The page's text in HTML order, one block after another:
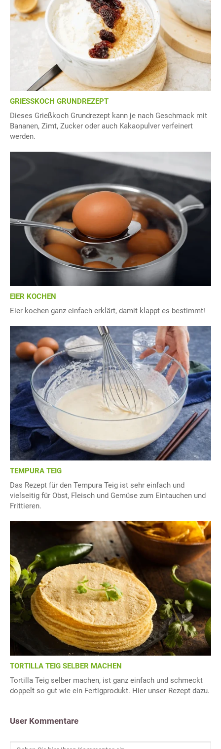
GRIESSKOCH GRUNDREZEPT
Dieses Grießkoch Grundrezept kann je nach Geschmack mit
Bananen, Zimt, Zucker oder auch Kakaopulver verfeinert
werden.
EIER KOCHEN
Eier kochen ganz einfach erklärt, damit klappt es bestimmt!
TEMPURA TEIG
Das Rezept für den Tempura Teig ist sehr einfach und
vielseitig für Obst, Fleisch und Gemüse zum Eintauchen und
Frittieren.
TORTILLA TEIG SELBER MACHEN
Tortilla Teig selber machen, ist ganz einfach und schmeckt
doppelt so gut wie ein Fertigprodukt. Hier unser Rezept dazu.
User Kommentare